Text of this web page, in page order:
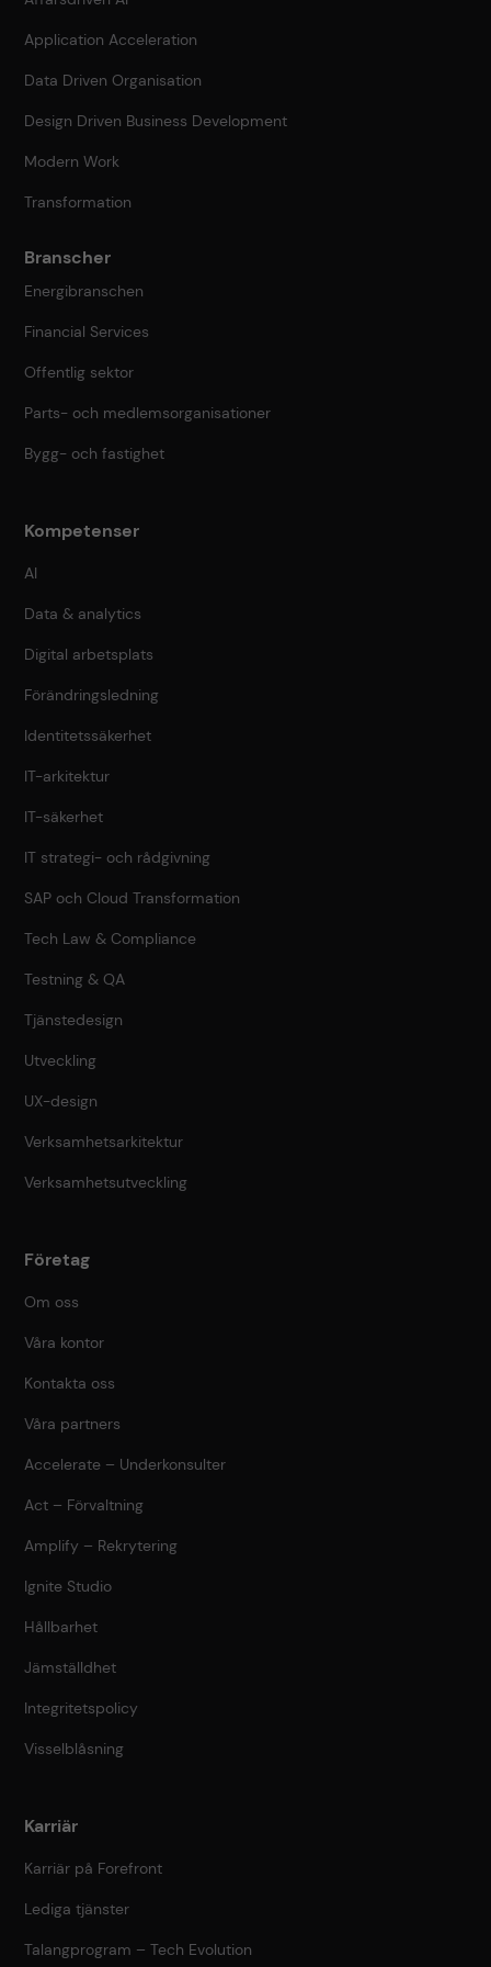
Application Acceleration
Data Driven Organisation
Design Driven Business Development
Modern Work
Transformation
Branscher
Energibranschen
Financial Services
Offentlig sektor
Parts- och medlemsorganisationer
Bygg- och fastighet
Kompetenser
AI
Data & analytics
Digital arbetsplats
Förändringsledning
Identitetssäkerhet
IT-arkitektur
IT-säkerhet
IT strategi- och rådgivning
SAP och Cloud Transformation
Tech Law & Compliance
Testning & QA
Tjänstedesign
Utveckling
UX-design
Verksamhetsarkitektur
Verksamhetsutveckling
Företag
Om oss
Våra kontor
Kontakta oss
Våra partners
Accelerate – Underkonsulter
Act – Förvaltning
Amplify – Rekrytering
Ignite Studio
Hållbarhet
Jämställdhet
Integritetspolicy
Visselblåsning
Karriär
Karriär på Forefront
Lediga tjänster
Talangprogram – Tech Evolution